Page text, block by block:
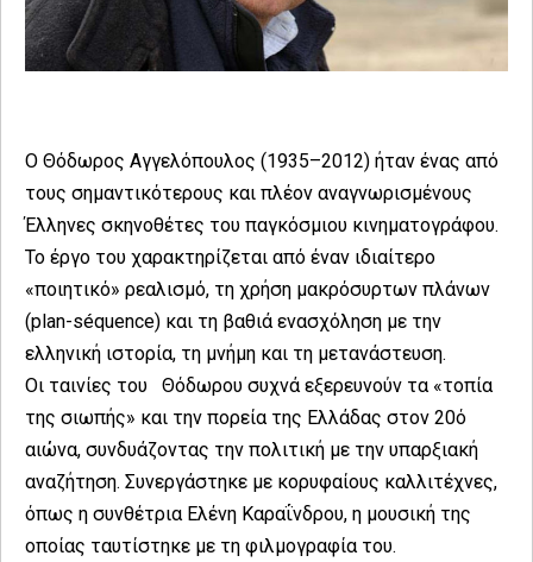
Ο Θόδωρος Αγγελόπουλος (1935–2012) ήταν ένας από
τους σημαντικότερους και πλέον αναγνωρισμένους
Έλληνες σκηνοθέτες του παγκόσμιου κινηματογράφου.
Το έργο του χαρακτηρίζεται από έναν ιδιαίτερο
«ποιητικό» ρεαλισμό, τη χρήση μακρόσυρτων πλάνων
(plan-séquence) και τη βαθιά ενασχόληση με την
ελληνική ιστορία, τη μνήμη και τη μετανάστευση.
Οι ταινίες του Θόδωρου συχνά εξερευνούν τα «τοπία
της σιωπής» και την πορεία της Ελλάδας στον 20ό
αιώνα, συνδυάζοντας την πολιτική με την υπαρξιακή
αναζήτηση. Συνεργάστηκε με κορυφαίους καλλιτέχνες,
όπως η συνθέτρια Ελένη Καραΐνδρου, η μουσική της
οποίας ταυτίστηκε με τη φιλμογραφία του.